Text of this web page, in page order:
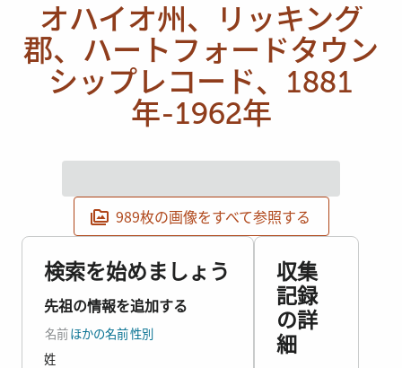
オハイオ州、リッキング
郡、ハートフォードタウン
シップレコード、1881
年-1962年
989枚の画像をすべて参照する
検索を始めましょう
先祖の情報を追加する
名前ほかの名前性別
姓
収集
記録
の詳
細